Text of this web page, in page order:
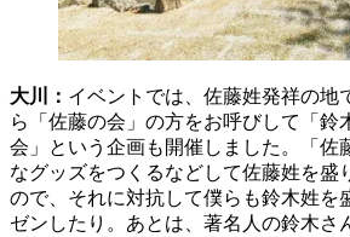
大川： イベントでは、佐藤姓発祥の地
ら「佐藤の会」の方をお呼びして「鈴
会」という企画も開催しました。「佐
なグッズをつくるなどして佐藤姓を盛
ので、それに対抗して僕らも鈴木姓を
ゼンしたり。あとは、著名人の鈴木さ